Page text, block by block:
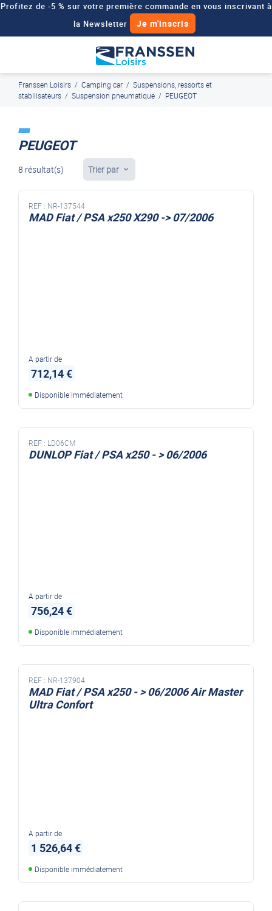
Profitez de -5 % sur votre première commande en vous inscrivant à
la Newsletter
Je m'inscris
Demander un devis
Paiement en ligne sécurisé, en 4x par Paypal
Franssen Loisirs / Camping car / Suspensions, ressorts et
stabilisateurs / Suspension pneumatique / PEUGEOT
PEUGEOT
8 résultat(s) Trier par
REF : NR-137544
MAD Fiat / PSA x250 X290 -> 07/2006
A partir de
712,14 €
Disponible immédiatement
REF : LD06CM
DUNLOP Fiat / PSA x250 - > 06/2006
A partir de
756,24 €
Disponible immédiatement
REF : NR-137904
MAD Fiat / PSA x250 - > 06/2006 Air Master
Ultra Confort
A partir de
1 526,64 €
Disponible immédiatement